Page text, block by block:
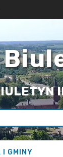
I GMINY